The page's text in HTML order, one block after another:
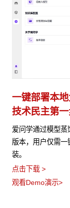
一键部署本
技术民主第
爱问学通过模型
版本，用户仅需
装。
点击下载 >
观看Demo演示>